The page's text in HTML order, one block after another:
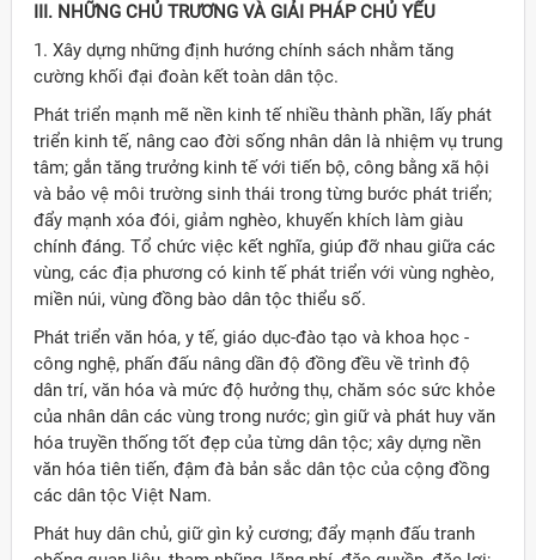
III. NHỮNG CHỦ TRƯƠNG VÀ GIẢI PHÁP CHỦ YẾU
1. Xây dựng những định hướng chính sách nhằm tăng
cường khối đại đoàn kết toàn dân tộc.
Phát triển mạnh mẽ nền kinh tế nhiều thành phần, lấy phát
triển kinh tế, nâng cao đời sống nhân dân là nhiệm vụ trung
tâm; gắn tăng trưởng kinh tế với tiến bộ, công bằng xã hội
và bảo vệ môi trường sinh thái trong từng bước phát triển;
đẩy mạnh xóa đói, giảm nghèo, khuyến khích làm giàu
chính đáng. Tổ chức việc kết nghĩa, giúp đỡ nhau giữa các
vùng, các địa phương có kinh tế phát triển với vùng nghèo,
miền núi, vùng đồng bào dân tộc thiểu số.
Phát triển văn hóa, y tế, giáo dục-đào tạo và khoa học -
công nghệ, phấn đấu nâng dần độ đồng đều về trình độ
dân trí, văn hóa và mức độ hưởng thụ, chăm sóc sức khỏe
của nhân dân các vùng trong nước; gìn giữ và phát huy văn
hóa truyền thống tốt đẹp của từng dân tộc; xây dựng nền
văn hóa tiên tiến, đậm đà bản sắc dân tộc của cộng đồng
các dân tộc Việt Nam.
Phát huy dân chủ, giữ gìn kỷ cương; đẩy mạnh đấu tranh